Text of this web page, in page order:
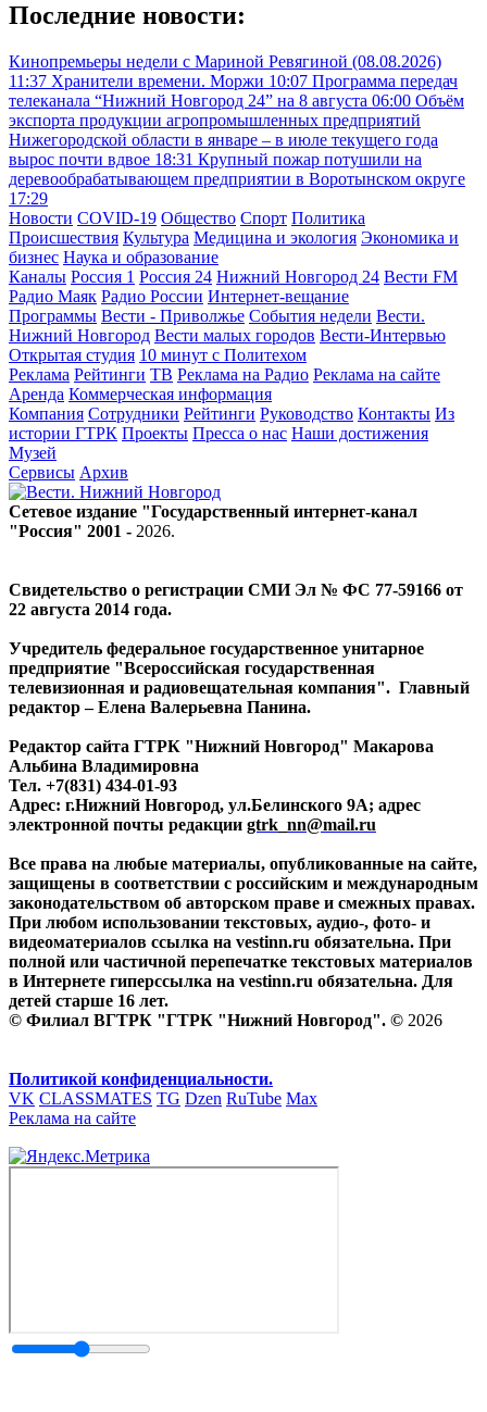
Последние новости:
Кинопремьеры недели с Мариной Ревягиной (08.08.2026)
11:37 Хранители времени. Моржи 10:07 Программа передач
телеканала “Нижний Новгород 24” на 8 августа 06:00 Объём
экспорта продукции агропромышленных предприятий
Нижегородской области в январе – в июле текущего года
вырос почти вдвое 18:31 Крупный пожар потушили на
деревообрабатывающем предприятии в Воротынском округе
17:29
Новости COVID-19 Общество Спорт Политика
Происшествия Культура Медицина и экология Экономика и
бизнес Наука и образование
Каналы Россия 1 Россия 24 Нижний Новгород 24 Вести FM
Радио Маяк Радио России Интернет-вещание
Программы Вести - Приволжье События недели Вести.
Нижний Новгород Вести малых городов Вести-Интервью
Открытая студия 10 минут с Политехом
Реклама Рейтинги ТВ Реклама на Радио Реклама на сайте
Аренда Коммерческая информация
Компания Сотрудники Рейтинги Руководство Контакты Из
истории ГТРК Проекты Пресса о нас Наши достижения
Музей
Сервисы Архив
Сетевое издание "Государственный интернет-канал
"Россия" 2001 - 2026.
Свидетельство о регистрации СМИ Эл № ФС 77-59166 от
22 августа 2014 года.
Учредитель федеральное государственное унитарное
предприятие "Всероссийская государственная
телевизионная и радиовещательная компания". Главный
редактор – Елена Валерьевна Панина.
Редактор сайта ГТРК "Нижний Новгород" Макарова
Альбина Владимировна
Тел. +7(831) 434-01-93
Адрес: г.Нижний Новгород, ул.Белинского 9А; адрес
электронной почты редакции gtrk_nn@mail.ru
Все права на любые материалы, опубликованные на сайте,
защищены в соответствии с российским и международным
законодательством об авторском праве и смежных правах.
При любом использовании текстовых, аудио-, фото- и
видеоматериалов ссылка на vestinn.ru обязательна. При
полной или частичной перепечатке текстовых материалов
в Интернете гиперссылка на vestinn.ru обязательна. Для
детей старше 16 лет.
© Филиал ВГТРК "ГТРК "Нижний Новгород". © 2026
Политикой конфиденциальности.
VK CLASSMATES TG Dzen RuTube Max
Реклама на сайте